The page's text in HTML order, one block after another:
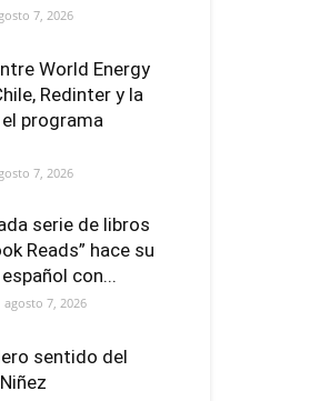
7, 2026
World Energy
Redinter y la
programa
7, 2026
serie de libros
Reads” hace su
con...
agosto 7, 2026
sentido del